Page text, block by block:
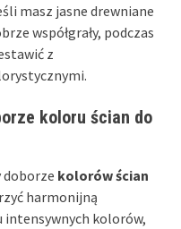
masz jasne drewniane
współgrały, podczas
z
koloru ścian do
doborze kolorów ścian
harmonijną
intensywnych kolorów,